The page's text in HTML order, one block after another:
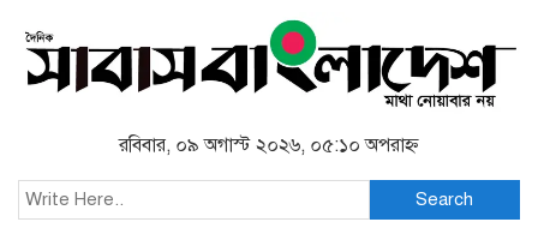
রবিবার, ০৯ অগাস্ট ২০২৬, ০৫:১০ অপরাহ্ন
Search